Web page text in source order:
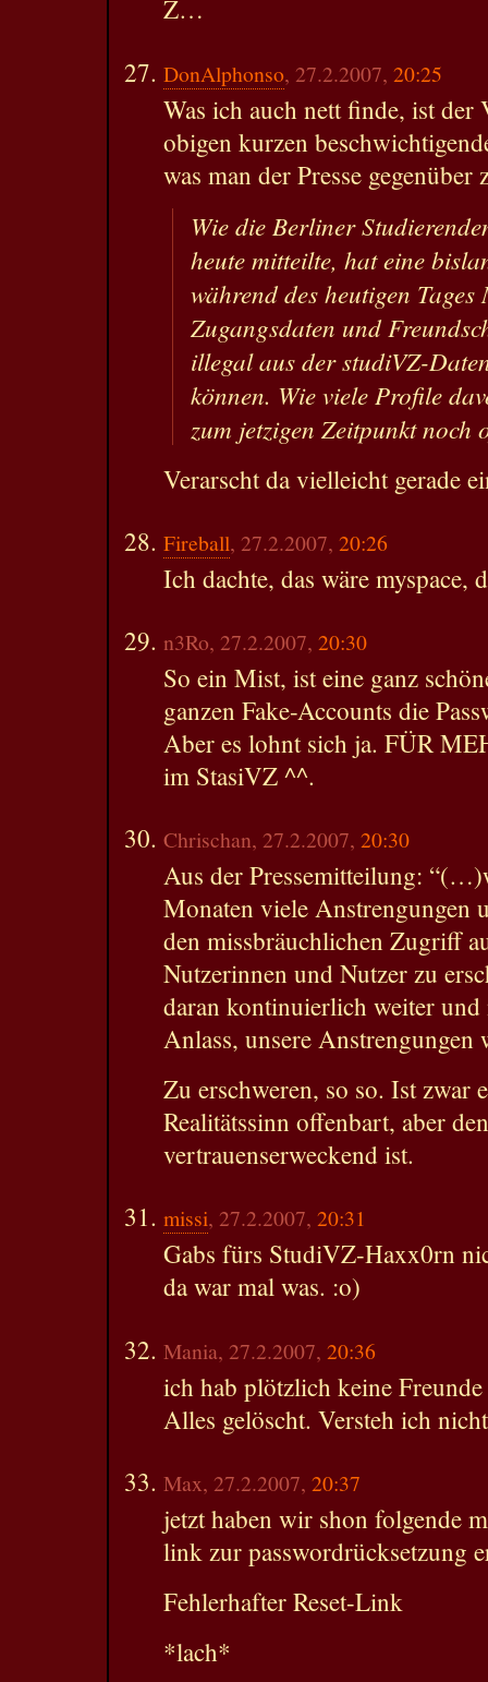
Z…
DonAlphonso, 27.2.2007, 20:25
Was ich auch nett finde, ist der
obigen kurzen
was man der Presse gegenüber
Wie die Berliner
heute mitteilte, hat eine
während des heutigen
Zugangsdaten und
illegal aus der studiVZ-
können. Wie viele Profile
zum jetzigen Zeitpunkt noch
Verarscht da vielleicht gerade
Fireball, 27.2.2007, 20:26
Ich dachte, das wäre myspace,
n3Ro, 27.2.2007, 20:30
So ein Mist, ist eine ganz
ganzen Fake-Accounts die
Aber es lohnt sich ja. FÜR
im StasiVZ ^^.
Chrischan, 27.2.2007, 20:30
Aus der Pressemitteilung:
Monaten viele Anstrengungen
den missbräuchlichen Zugriff
Nutzerinnen und Nutzer zu
daran kontinuierlich weiter
Anlass, unsere Anstrengungen
Zu erschweren, so so. Ist zwar
Realitätssinn offenbart, aber
vertrauenserweckend ist.
missi, 27.2.2007, 20:31
Gabs fürs StudiVZ-Haxx0rn
da war mal was. :o)
Mania, 27.2.2007, 20:36
ich hab plötzlich keine
Alles gelöscht. Versteh ich
Max, 27.2.2007, 20:37
jetzt haben wir shon folgende
link zur passwordrücksetzung
Fehlerhafter Reset-Link
*lach*